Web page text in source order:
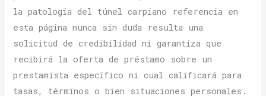
la patologí­a del túnel carpiano referencia en
esta página nunca sin duda resulta una
solicitud de credibilidad ni garantiza que
recibirá la oferta de préstamo sobre un
prestamista específico ni cual calificará para
tasas, términos o bien situaciones personales.